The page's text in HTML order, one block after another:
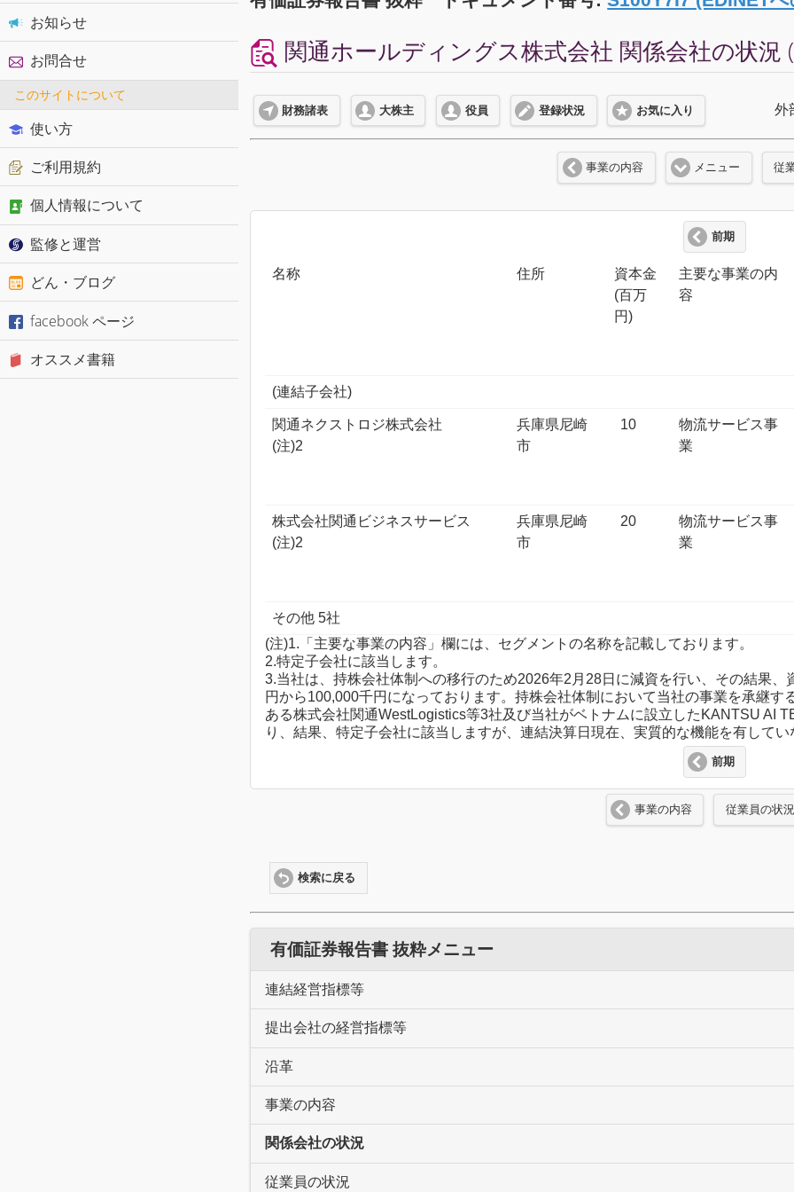
関通ホールディングス株式会社 関係会社の状況
財務諸表 大株主 役員 登録状況 お気に入り 外
事業の内容 メニュー 従
前期
名称 住所
資本金
(百万
円)
主要な事業の内
容
(連結子会社)
関通ネクストロジ株式会社
(注)2
兵庫県尼崎
市
10
物流サービス事
業
株式会社関通ビジネスサービス
(注)2
兵庫県尼崎
市
20
物流サービス事
業
その他 5社
(注)1.「主要な事業の内容」欄には、セグメントの名称を記載しております。
2.特定子会社に該当します。
3.当社は、持株会社体制への移行のため2026年2月28日に減資を行い、その結果、
円から100,000千円になっております。持株会社体制において当社の事業を承継す
ある株式会社関通WestLogistics等3社及び当社がベトナムに設立したKANTSU AI
り、結果、特定子会社に該当しますが、連結決算日現在、実質的な機能を有して
前期
事業の内容 従業員の状況
検索に戻る
有価証券報告書 抜粋メニュー
連結経営指標等
提出会社の経営指標等
沿革
事業の内容
関係会社の状況
従業員の状況
お知らせ
お問合せ
このサイトについて
使い方
ご利用規約
個人情報について
監修と運営
どん・ブログ
facebook ページ
オススメ書籍